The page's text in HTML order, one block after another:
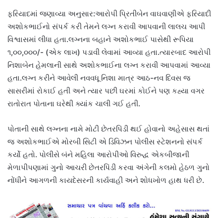
ફરિયાદમાં જણાવ્યા અનુસાર:આરોપી પ્રિતીબેન વાઘવાણીએ ફરિયાદી
અશોકભાઈનો સંપર્ક કરી તેમને લગ્ન કરાવી આપવાની લાલચ આપી
વિશ્વાસમાં લીધા હતા.લગ્નના બહાને અશોકભાઈ પાસેથી રૂપિયા
૧,૦૦,૦૦૦/- (એક લાખ) પડાવી લેવામાં આવ્યા હતા.ત્યારબાદ આરોપી
નિશાબેન હેમલાની સાથે અશોકભાઈના લગ્ન કરાવી આપવામાં આવ્યા
હતા.લગ્ન કરીને આવેલી નવવધૂ નિશા માત્ર આઠ-નવ દિવસ જ
સાસરીમાં રોકાઈ હતી અને ત્યાર પછી ઘરમાં કોઈને પણ કહ્યા વગર
રાતોરાત પોતાના ઘરેથી ક્યાંક ચાલી ગઈ હતી.
પોતાની સાથે લગ્નના નામે મોટી છેતરપિંડી થઈ હોવાનો અહેસાસ થતાં
જ અશોકભાઈએ મોરબી સિટી એ ડિવિઝન પોલીસ સ્ટેશનનો સંપર્ક
કર્યો હતો. પોલીસે બંને મહિલા આરોપીઓ વિરુદ્ધ એકબીજાની
મેળાપીપણામાં ગુનો આચરી છેતરપિંડી કરવા અંગેની કલમો હેઠળ ગુનો
નોંધીને આગળની કાયદેસરની કાર્યવાહી અને શોધખોળ હાથ ધરી છે.